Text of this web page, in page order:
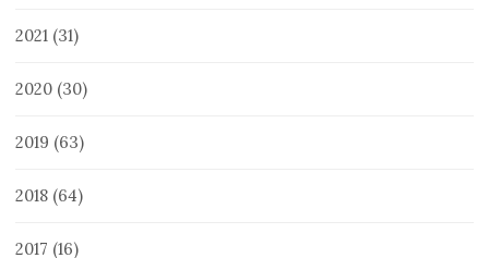
2021 (31)
2020 (30)
2019 (63)
2018 (64)
2017 (16)